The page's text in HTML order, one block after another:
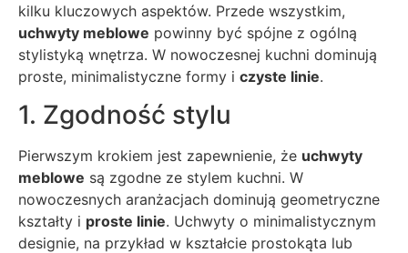
kilku kluczowych aspektów. Przede wszystkim,
uchwyty meblowe powinny być spójne z ogólną
stylistyką wnętrza. W nowoczesnej kuchni dominują
proste, minimalistyczne formy i czyste linie.
1. Zgodność stylu
Pierwszym krokiem jest zapewnienie, że uchwyty
meblowe są zgodne ze stylem kuchni. W
nowoczesnych aranżacjach dominują geometryczne
kształty i proste linie. Uchwyty o minimalistycznym
designie, na przykład w kształcie prostokąta lub